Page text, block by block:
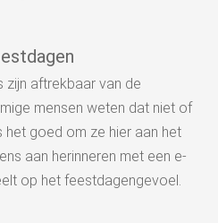
zijn aftrekbaar van de
mensen weten dat niet of
het goed om ze hier aan het
aan herinneren met een e-
op het feestdagengevoel.